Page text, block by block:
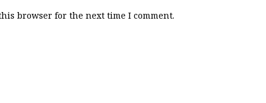
browser for the next time I comment.